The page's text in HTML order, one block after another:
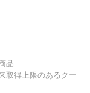
品
取得上限のあるクー